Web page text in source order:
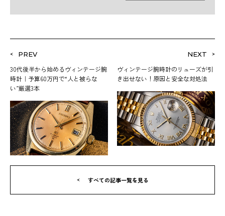
PREV
30代後半から始めるヴィンテージ腕
時計｜予算60万円で“人と被らな
い”厳選3本
NEXT
ヴィンテージ腕時計のリューズが引
き出せない！原因と安全な対処法
すべての記事一覧を見る